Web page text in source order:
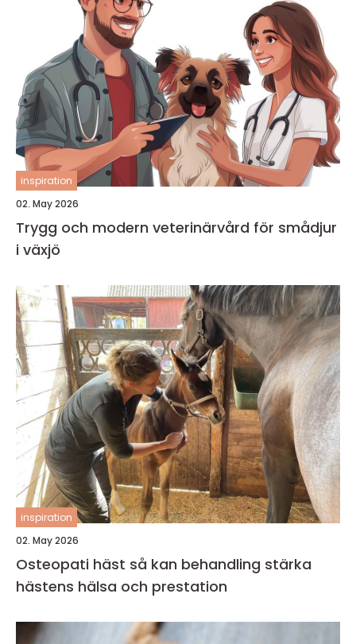
inspiration
02. May 2026
Trygg och modern veterinärvård för smådjur
i växjö
inspiration
02. May 2026
Osteopati häst så kan behandling stärka
hästens hälsa och prestation